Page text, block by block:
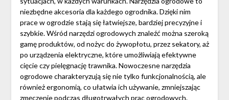
niezbędne akcesoria dla każdego ogrodnika. Dzięki nim
prace w ogrodzie stają się łatwiejsze, bardziej precyzyjne i
szybkie. Wśród narzędzi ogrodowych znaleźć można szeroką
gamę produktów, od nożyc do żywopłotu, przez sekatory, aż
po urządzenia elektryczne, które umożliwiają efektywne
cięcie czy pielęgnację trawnika. Nowoczesne narzędzia
ogrodowe charakteryzują się nie tylko funkcjonalnością, ale
również ergonomią, co ułatwia ich używanie, zmniejszając
zmęczenie podczas długotrwałych prac ogrodowych.